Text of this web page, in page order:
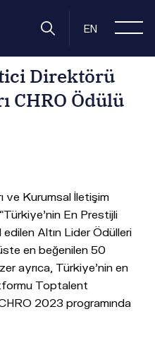
EN
Bültenleri ÜNLÜ & Co
Direktörü
CHRO Ödülü
ve Kurumsal İletişim
En Prestijli
Altın Lider Ödülleri
en beğenilen 50
ayrıca, Türkiye’nin en
Toptalent
2023 programında